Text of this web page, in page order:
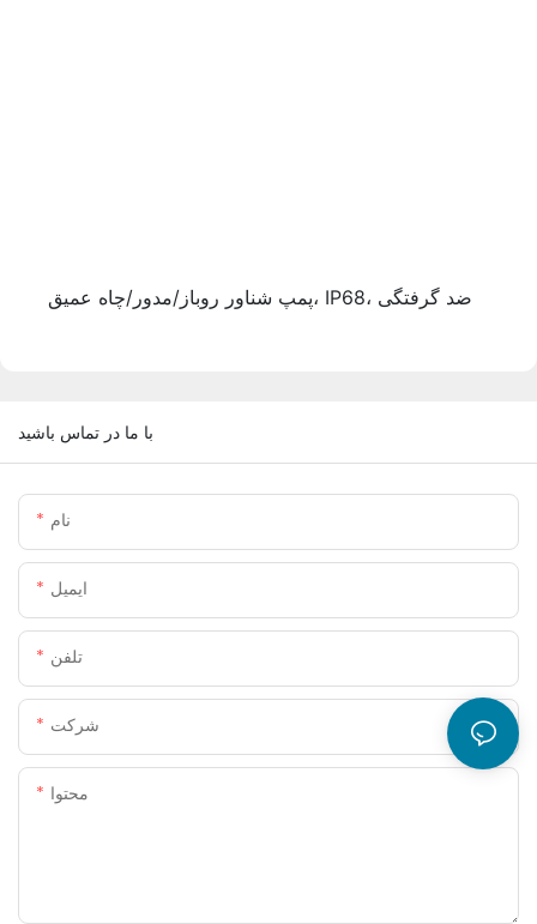
پمپ شناور روباز/مدور/چاه عمیق، IP68، ضد گرفتگی
با ما در تماس باشید
نام
ایمیل
تلفن
شرکت
محتوا